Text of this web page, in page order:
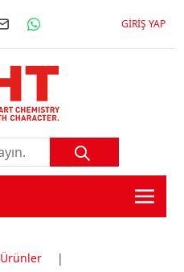
GIRIŞ YAP
Ürünler
|